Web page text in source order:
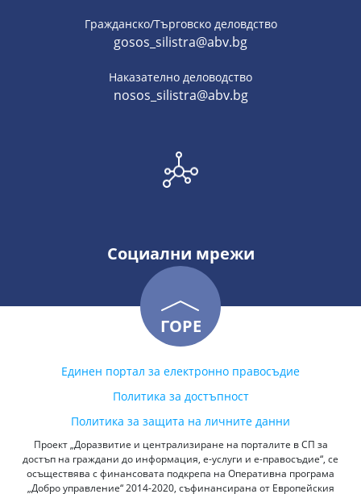
Гражданско/Търговско деловдство
gosos_silistra@abv.bg
Наказателно деловодство
nosos_silistra@abv.bg
Социални мрежи
ГОРЕ
Единен портал за електронно правосъдие
Политика за достъпност
Политика за защита на личните данни
Проект „Доразвитие и централизиране на порталите в СП за
достъп на граждани до информация, е-услуги и е-правосъдие“, се
осъществява с финансовата подкрепа на Оперативна програма
„Добро управление“ 2014-2020, съфинансирана от Европейския